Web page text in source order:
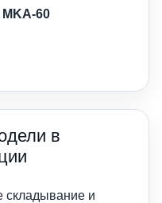
MKA-60
в
складывание и